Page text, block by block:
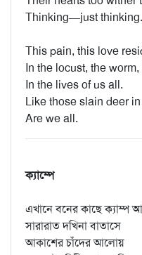
Thinking—just thinking.
This pain, this love
In the locust, the
In the lives of us all.
Like those slain deer
Are we all.
ক্যাম্পে
এখানে বনের কাছে ক্যাম্প
সারারাত দখিনা বাতাসে
আকাশের চাঁদের আলোয়